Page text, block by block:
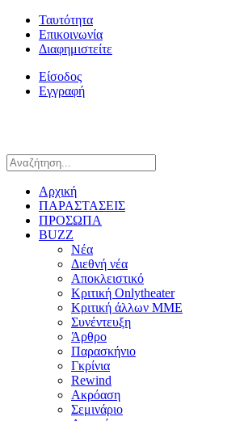
Ταυτότητα
Επικοινωνία
Διαφημιστείτε
Είσοδος
Εγγραφή
Αρχική
ΠΑΡΑΣΤΑΣΕΙΣ
ΠΡΟΣΩΠΑ
BUZZ
Νέα
Διεθνή νέα
Αποκλειστικό
Κριτική Onlytheater
Κριτική άλλων ΜΜΕ
Συνέντευξη
Άρθρο
Παρασκήνιο
Γκρίνια
Rewind
Ακρόαση
Σεμινάριο